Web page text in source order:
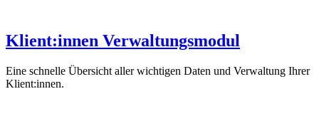
Klient:innen Verwaltungsmodul
Eine schnelle Übersicht aller wichtigen Daten und Verwaltung Ihrer
Klient:innen.